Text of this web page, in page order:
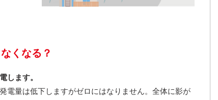
くなる？
します。
電量は低下しますがゼロにはなりません。全体に影が